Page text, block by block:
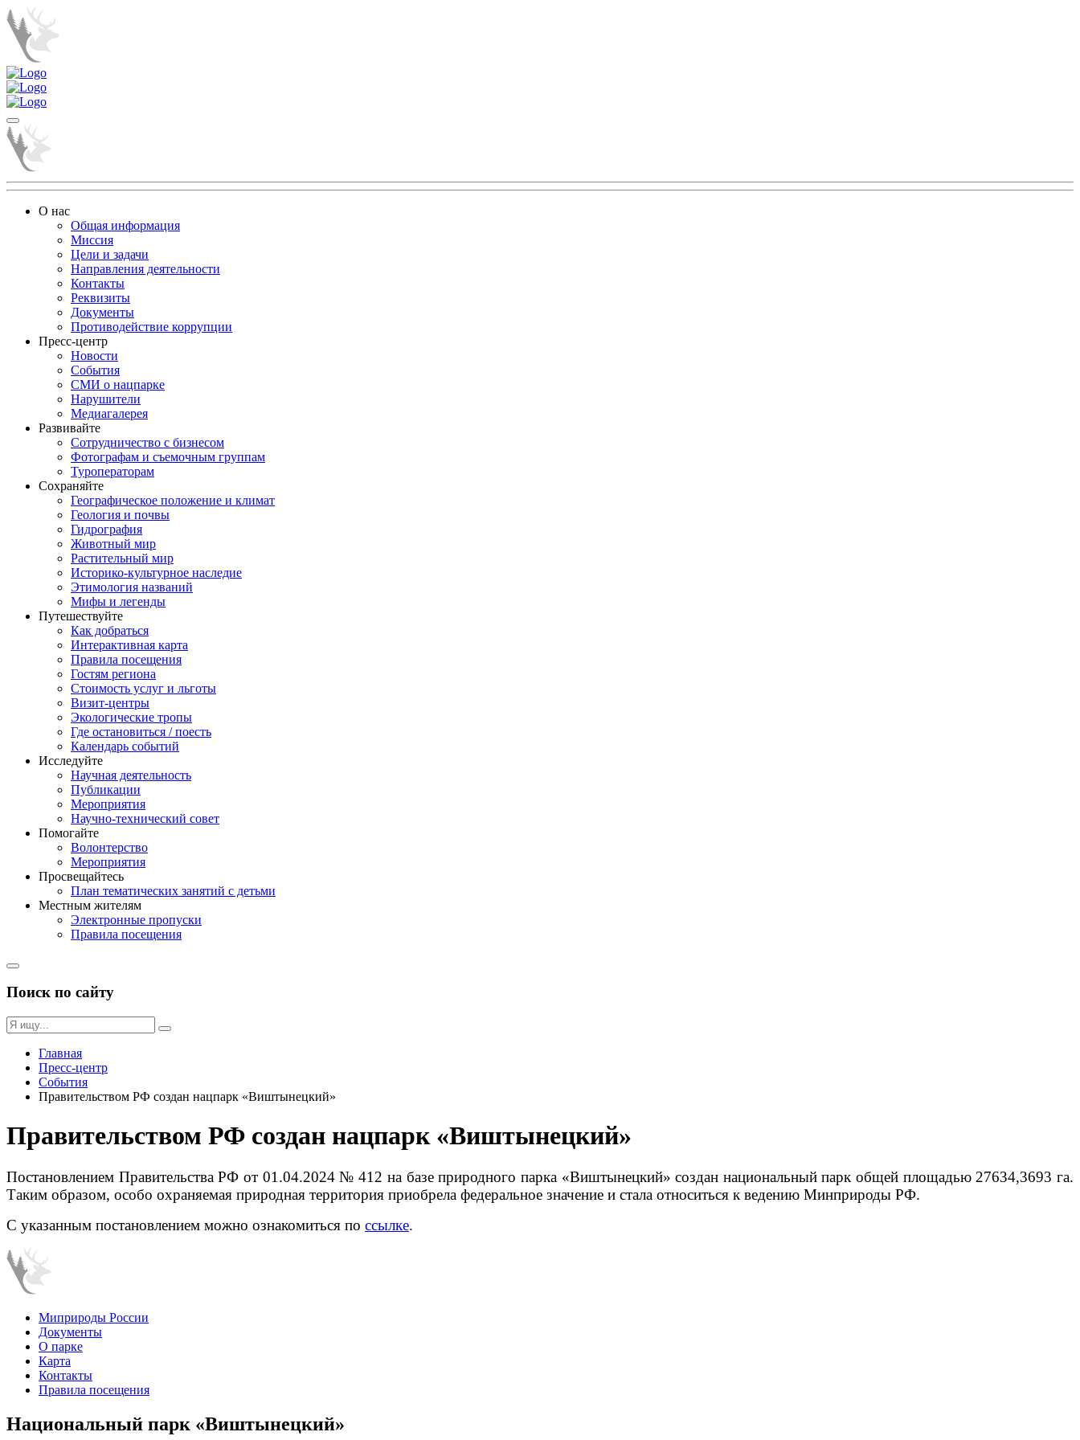
О нас
Общая информация
Миссия
Цели и задачи
Направления деятельности
Контакты
Реквизиты
Документы
Противодействие коррупции
Пресс-центр
Новости
События
СМИ о нацпарке
Нарушители
Медиагалерея
Развивайте
Сотрудничество с бизнесом
Фотографам и съемочным группам
Туроператорам
Сохраняйте
Географическое положение и климат
Геология и почвы
Гидрография
Животный мир
Растительный мир
Историко-культурное наследие
Этимология названий
Мифы и легенды
Путешествуйте
Как добраться
Интерактивная карта
Правила посещения
Гостям региона
Стоимость услуг и льготы
Визит-центры
Экологические тропы
Где остановиться / поесть
Календарь событий
Исследуйте
Научная деятельность
Публикации
Мероприятия
Научно-технический совет
Помогайте
Волонтерство
Мероприятия
Просвещайтесь
План тематических занятий с детьми
Местным жителям
Электронные пропуски
Правила посещения
Поиск по сайту
Главная
Пресс-центр
События
Правительством РФ создан нацпарк «Виштынецкий»
Правительством РФ создан нацпарк «Виштынецкий»
Постановлением Правительства РФ от 01.04.2024 № 412 на базе природного парка «Виштынецкий» создан национальный парк общей площадью 27634,3693 га.
Таким образом, особо охраняемая природная территория приобрела федеральное значение и стала относиться к ведению Минприроды РФ.
С указанным постановлением можно ознакомиться по ссылке.
Миприроды России
Документы
О парке
Карта
Контакты
Правила посещения
Национальный парк «Виштынецкий»